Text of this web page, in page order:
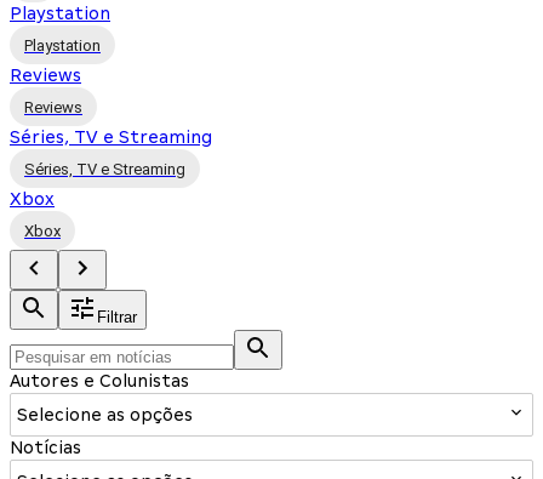
Playstation
Playstation
Reviews
Reviews
Séries, TV e Streaming
Séries, TV e Streaming
Xbox
Xbox
Filtrar
Autores e Colunistas
Selecione as opções
Notícias